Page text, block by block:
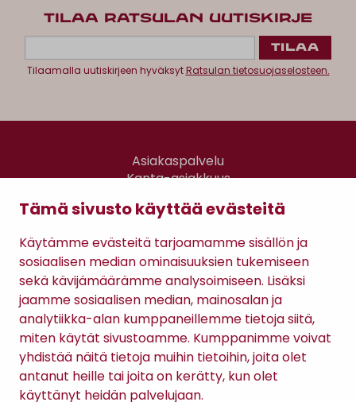
Tämä sivusto käyttää evästeitä
Käytämme evästeitä tarjoamamme sisällön ja
sosiaalisen median ominaisuuksien tukemiseen
sekä kävijämäärämme analysoimiseen. Lisäksi
jaamme sosiaalisen median, mainosalan ja
analytiikka-alan kumppaneillemme tietoja siitä,
miten käytät sivustoamme. Kumppanimme voivat
yhdistää näitä tietoja muihin tietoihin, joita olet
antanut heille tai joita on kerätty, kun olet
käyttänyt heidän palvelujaan.
TILAA RATSULAN UUTISKIRJE
Tilaamalla uutiskirjeen hyväksytRatsulan tietosuojaselosteen.
Asiakaspalvelu
Kanta-asiakkuus
Gomee Ratsula Café
Sopimusehdot
Tietosuojaseloste
Maksutavat